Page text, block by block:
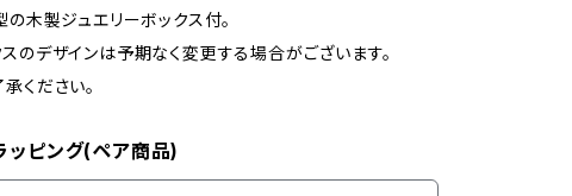
の木製ジュエリーボックス付。
のデザインは予期なく変更する場合がございます。
ください。
ッピング(ペア商品)